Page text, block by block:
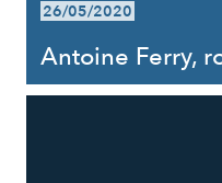
26/05/2020
Antoine Ferry,